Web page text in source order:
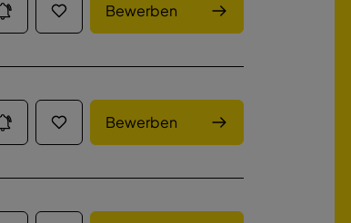
Bewerben
Bewerben